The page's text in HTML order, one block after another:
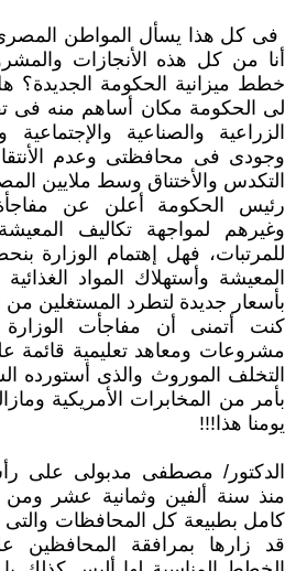
فى كل هذا يسأل المواطن
أنا من كل هذه الأنجازات
خطط ميزانية الحكومة
لى الحكومة مكان أساهم منه فى
الزراعية والصناعية
وجودى فى محافظتى وعدم
التكدس والأختناق وسط ملايين
رئيس الحكومة أعلن عن
وغيرهم لمواجهة تكاليف
للمرتبات، فهل إهتمام الوزارة
المعيشة وأستهلاك المواد
بأسعار جديدة لتطرد المستغلين من
كنت أتمنى أن مفاجأت
مشروعات ومعاهد تعليمية قائمة
التخلف الموروث والذى ‏أستورده
بأمر من المخابرات الأمريكية
يومنا هذا!!!‏
الدكتور/ مصطفى مدبولى على
منذ سنة ألفين وثمانية عشر ومن
كامل بطبيعة كل ‏المحافظات والتى
قد زارها بمرافقة المحافظين